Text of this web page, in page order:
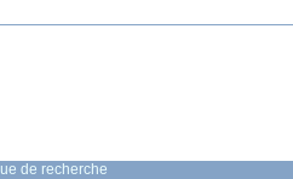
de recherche